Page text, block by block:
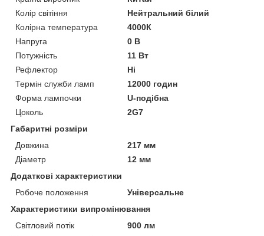
Колір світіння
Нейтральний білий
Колірна температура
4000К
Напруга
0 В
Потужність
11 Вт
Рефлектор
Ні
Термін служби ламп
12000 годин
Форма лампочки
U-подібна
Цоколь
2G7
Габаритні розміри
Довжина
217 мм
Діаметр
12 мм
Додаткові характеристики
Робоче положення
Універсальне
Характеристики випромінювання
Світловий потік
900 лм